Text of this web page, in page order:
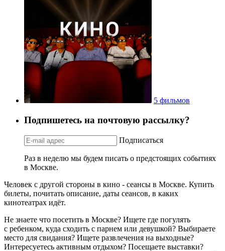
5 фильмов
Подпишетесь на почтовую рассылку?
Подписаться
Раз в неделю мы будем писать о предстоящих событиях
в Москве.
Человек с другой стороны в кино - сеансы в Москве. Купить
билеты, почитать описание, даты сеансов, в каких
кинотеатрах идёт.
Не знаете что посетить в Москве? Ищете где погулять
с ребенком, куда сходить с парнем или девушкой? Выбираете
место для свидания? Ищете развлечения на выходные?
Интересуетесь активным отдыхом? Посещаете выставки?